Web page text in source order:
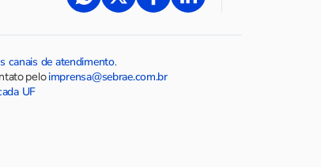
canais de atendimento.
peloimprensa@sebrae.com.br
UF